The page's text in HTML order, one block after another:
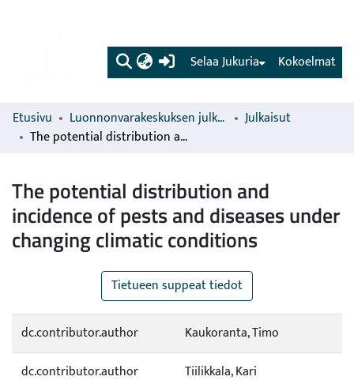
(current) Kokoelmat
Selaa Jukuria
Etusivu Luonnonvarakeskuksen julkaisut
Julkaisut
The potential distribution and incidence of pests and diseases under changing climatic conditions
The potential distribution and
incidence of pests and diseases under
changing climatic conditions
Tietueen suppeat tiedot
dc.contributor.author
Kaukoranta, Timo
dc.contributor.author
Tiilikkala, Kari